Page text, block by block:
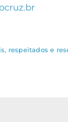
respeitados e